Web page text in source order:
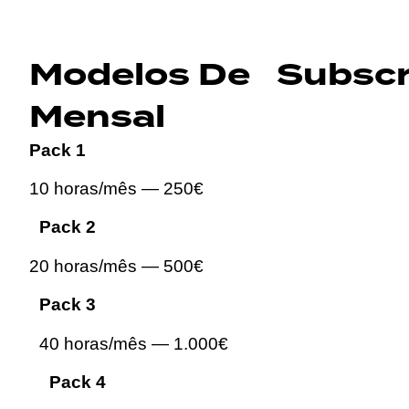
Modelos De
Mensal
Pack 1
10 horas/mês — 250€
Pack 2
20 horas/mês — 500€
Pack 3
40 horas/mês — 1.000€
Pack 4